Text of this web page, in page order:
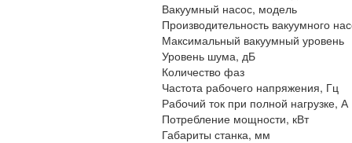
Вакуумный насос, модель
Производительность вакуумного
Максимальный вакуумный уровень
Уровень шума, дБ
Количество фаз
Частота рабочего напряжения, Гц
Рабочий ток при полной нагрузке, А
Потребление мощности, кВт
Габариты станка, мм